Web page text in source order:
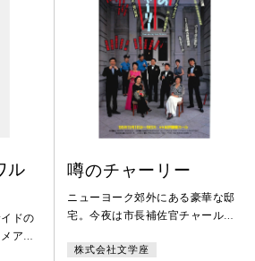
の傷
ル
ドの
アリ
噂のチャーリー
ニューヨーク郊外にある豪華な邸
宅。今夜は市長補佐官チャール
10周年記念パーティだ。招かれた
株式会社文学座